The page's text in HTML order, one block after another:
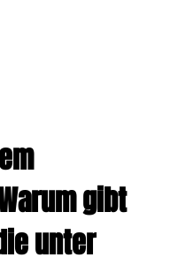
gibt
unter